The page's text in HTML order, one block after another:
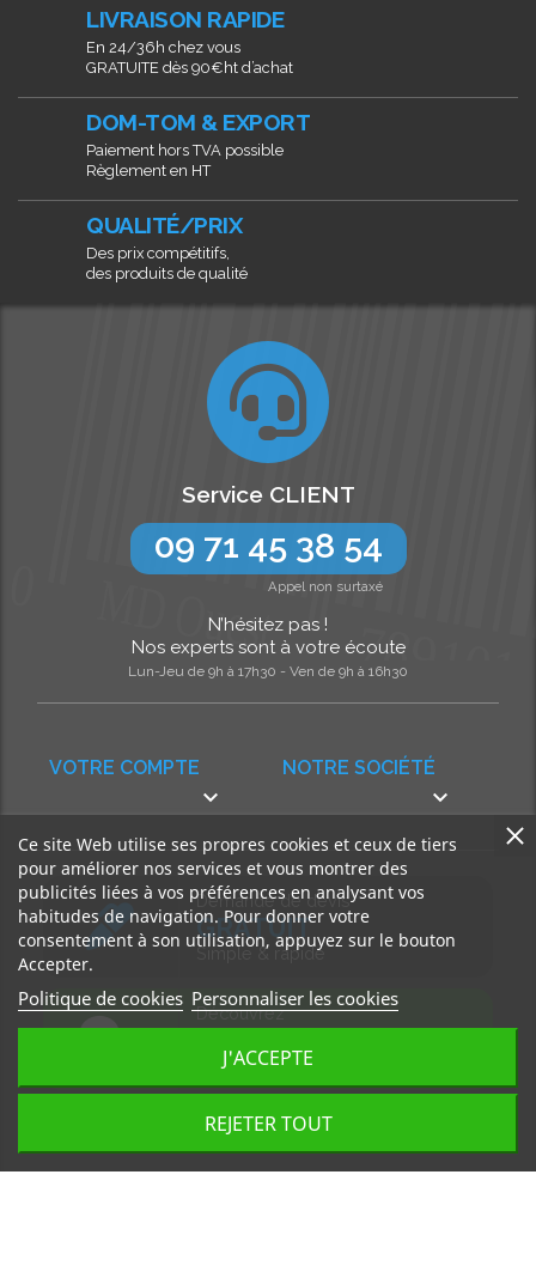
LIVRAISON RAPIDE
En 24/36h chez vous
GRATUITE dès 90€ht d’achat
DOM-TOM & EXPORT
Paiement hors TVA possible
Règlement en HT
QUALITÉ/PRIX
Des prix compétitifs,
des produits de qualité
NOTRE SOCIÉTÉ

VOTRE COMPTE

Service CLIENT
09 71 45 38 54
Appel non surtaxé
N’hésitez pas !
Nos experts sont à votre écoute
Lun-Jeu de 9h à 17h30 - Ven de 9h à 16h30
Demande de devis
GRATUIT
Simple & rapide
Découvrez
Accédez à nos articles
Ce site Web utilise ses propres cookies et ceux de tiers
pour améliorer nos services et vous montrer des
publicités liées à vos préférences en analysant vos
habitudes de navigation. Pour donner votre
consentement à son utilisation, appuyez sur le bouton
Accepter.
Politique de cookies Personnaliser les cookies
REJETER TOUT
J'ACCEPTE
Tous droits réservés, MD Ouest © 2026